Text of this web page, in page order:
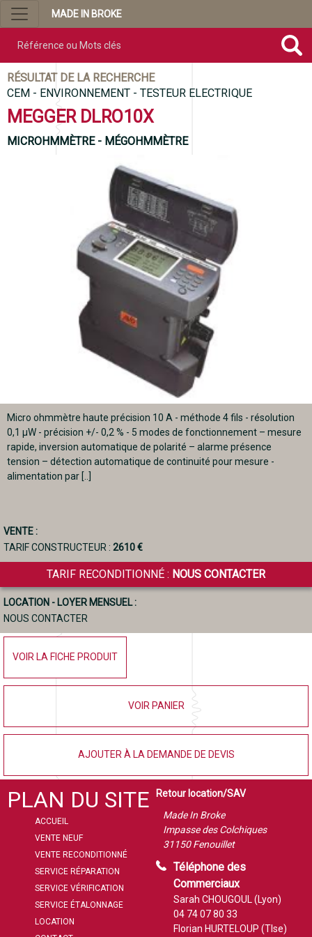
MADE IN BROKE
RÉSULTAT DE LA RECHERCHE
CEM - ENVIRONNEMENT - TESTEUR ELECTRIQUE
MEGGER DLRO10X
MICROHMMÈTRE - MÉGOHMMÈTRE
Micro ohmmètre haute précision 10 A - méthode 4 fils - résolution
0,1 μW - précision +/- 0,2 % - 5 modes de fonctionnement – mesure
rapide, inversion automatique de polarité – alarme présence
tension – détection automatique de continuité pour mesure -
alimentation par [..]
VENTE :
TARIF CONSTRUCTEUR : 2610 €
TARIF RECONDITIONNÉ : NOUS CONTACTER
LOCATION - LOYER MENSUEL :
NOUS CONTACTER
VOIR LA FICHE PRODUIT
VOIR PANIER
AJOUTER À LA DEMANDE DE DEVIS
PLAN DU SITE
ACCUEIL
VENTE NEUF
VENTE RECONDITIONNÉ
SERVICE RÉPARATION
SERVICE VÉRIFICATION
SERVICE ÉTALONNAGE
LOCATION
Retour location/SAV
Made In Broke
Impasse des Colchiques
31150 Fenouillet
Téléphone des
Commerciaux
Sarah CHOUGOUL (Lyon)
04 74 07 80 33
Florian HURTELOUP (Tlse)